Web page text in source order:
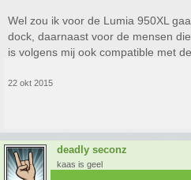
Wel zou ik voor de Lumia 950XL
dock, daarnaast voor de mensen
is volgens mij ook compatible met
22 okt 2015
deadly seconz
kaas is geel